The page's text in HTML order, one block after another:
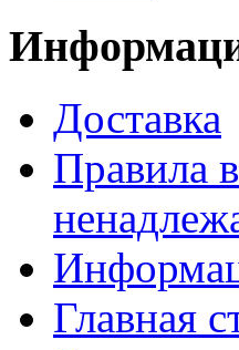
Доставка
Правила
Главная